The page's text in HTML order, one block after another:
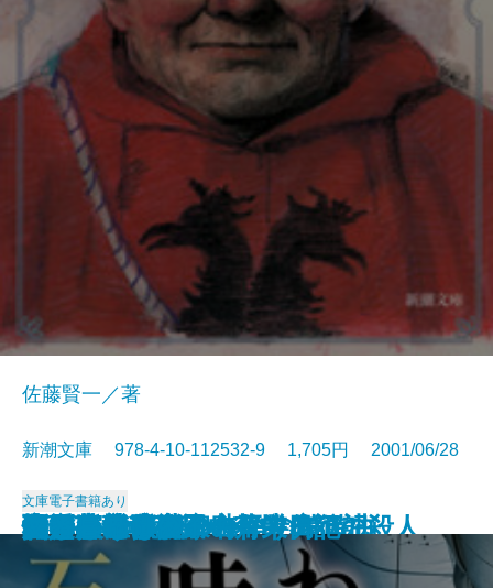
聖母の鏡
幸福の船
女刑事音道貴子 花散る頃の殺人
アメリカ彦蔵
西の魔女が死んだ
食う寝る坐る 永平寺修行記
優しいサヨクのための嬉遊曲
憧れのまほうつかい
双頭の鷲〔上〕
双頭の鷲〔下〕
佐藤賢一／著
新潮文庫 978-4-10-112532-9 1,705円 2001/06/28
文庫電子書籍あり
わが人生の時の時
わたしの流儀
夫婦茶碗
椰子・椰子
ゴールドラッシュ
蜜月
私という小説家の作り方
決定版 私の田中角栄日記
六番目の小夜子
父と暮せば